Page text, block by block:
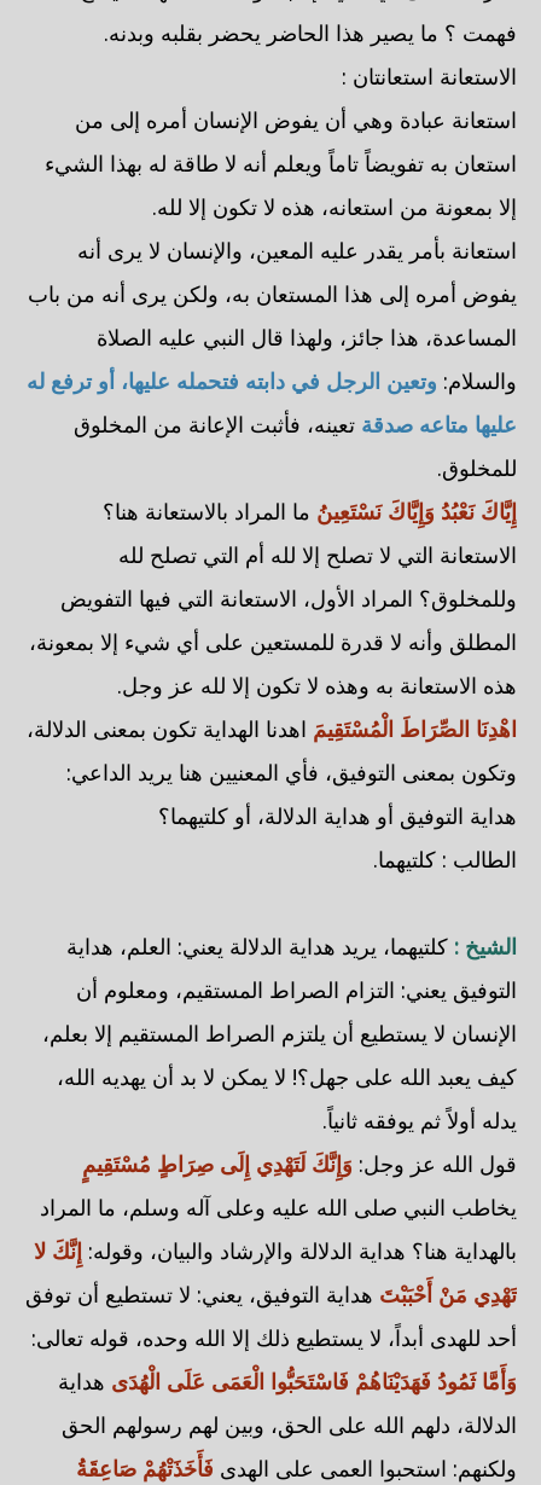
فهمت ؟ ما يصير هذا الحاضر يحضر بقلبه وبدنه.
الاستعانة استعانتان :
استعانة عبادة وهي أن يفوض الإنسان أمره إلى من
استعان به تفويضاً تاماً ويعلم أنه لا طاقة له بهذا الشيء
إلا بمعونة من استعانه، هذه لا تكون إلا لله.
استعانة بأمر يقدر عليه المعين، والإنسان لا يرى أنه
يفوض أمره إلى هذا المستعان به، ولكن يرى أنه من باب
المساعدة، هذا جائز، ولهذا قال النبي عليه الصلاة
والسلام: وتعين الرجل في دابته فتحمله عليها، أو ترفع له
عليها متاعه صدقة تعينه، فأثبت الإعانة من المخلوق
للمخلوق.
إِيَّاكَ نَعْبُدُ وَإِيَّاكَ نَسْتَعِينُ ما المراد بالاستعانة هنا؟
الاستعانة التي لا تصلح إلا لله أم التي تصلح لله
وللمخلوق؟ المراد الأول، الاستعانة التي فيها التفويض
المطلق وأنه لا قدرة للمستعين على أي شيء إلا بمعونة،
هذه الاستعانة به وهذه لا تكون إلا لله عز وجل.
اهْدِنَا الصِّرَاطَ الْمُسْتَقِيمَ اهدنا الهداية تكون بمعنى الدلالة،
وتكون بمعنى التوفيق، فأي المعنيين هنا يريد الداعي:
هداية التوفيق أو هداية الدلالة، أو كلتيهما؟
الطالب : كلتيهما.
الشيخ : كلتيهما، يريد هداية الدلالة يعني: العلم، هداية
التوفيق يعني: التزام الصراط المستقيم، ومعلوم أن
الإنسان لا يستطيع أن يلتزم الصراط المستقيم إلا بعلم،
كيف يعبد الله على جهل؟! لا يمكن لا بد أن يهديه الله،
يدله أولاً ثم يوفقه ثانياً.
قول الله عز وجل: وَإِنَّكَ لَتَهْدِي إِلَى صِرَاطٍ مُسْتَقِيمٍ
يخاطب النبي صلى الله عليه وعلى آله وسلم، ما المراد
بالهداية هنا؟ هداية الدلالة والإرشاد والبيان، وقوله: إِنَّكَ لا
تَهْدِي مَنْ أَحْبَبْتَ هداية التوفيق، يعني: لا تستطيع أن توفق
أحد للهدى أبداً، لا يستطيع ذلك إلا الله وحده، قوله تعالى:
وَأَمَّا ثَمُودُ فَهَدَيْنَاهُمْ فَاسْتَحَبُّوا الْعَمَى عَلَى الْهُدَى هداية
الدلالة، دلهم الله على الحق، وبين لهم رسولهم الحق
ولكنهم: استحبوا العمى على الهدى فَأَخَذَتْهُمْ صَاعِقَةُ